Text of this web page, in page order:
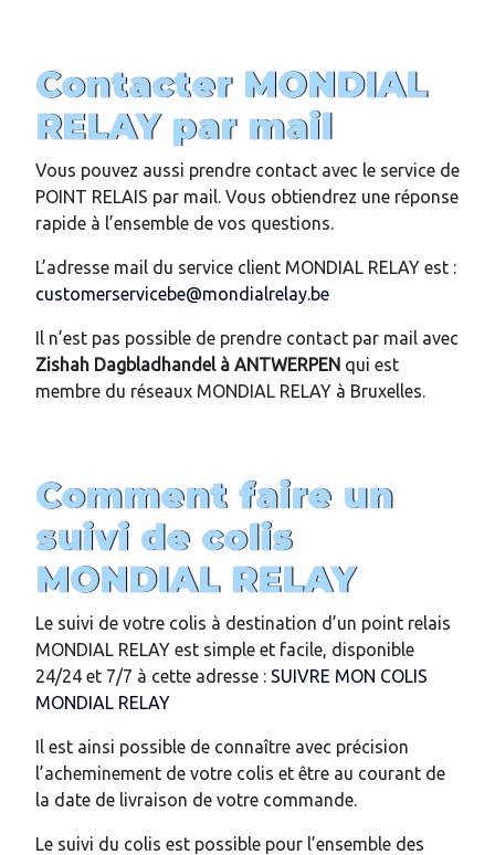
Contacter MONDIAL
RELAY par mail
Vous pouvez aussi prendre contact avec le service de
POINT RELAIS par mail. Vous obtiendrez une réponse
rapide à l’ensemble de vos questions.
L’adresse mail du service client MONDIAL RELAY est :
customerservicebe@mondialrelay.be
Il n’est pas possible de prendre contact par mail avec
Zishah Dagbladhandel à ANTWERPEN qui est
membre du réseaux MONDIAL RELAY à Bruxelles.
Comment faire un
suivi de colis
MONDIAL RELAY
Le suivi de votre colis à destination d’un point relais
MONDIAL RELAY est simple et facile, disponible
24/24 et 7/7 à cette adresse : SUIVRE MON COLIS
MONDIAL RELAY
Il est ainsi possible de connaître avec précision
l’acheminement de votre colis et être au courant de
la date de livraison de votre commande.
Le suivi du colis est possible pour l’ensemble des